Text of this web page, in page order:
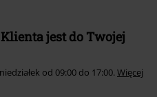
jest do Twojej
od 09:00 do 17:00. Więcej